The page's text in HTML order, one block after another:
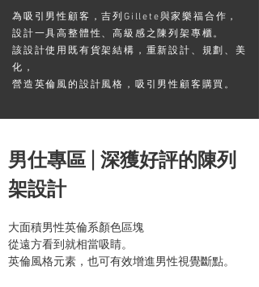
為吸引男性顧客，吉列Gillete與家樂福合作，
設計一具高整體性、高級感之陳列架專櫃。
該設計使用既有貨架結構，重新設計、規劃、美
化，
營造英倫風的設計風格，吸引男性顧客購買。
男仕專區 | 深獲好評的陳列
架設計
大面積男性英倫系顏色區塊
從遠方看到就相當吸睛。
英倫風格元素，也可有效增進男性視覺斷點。